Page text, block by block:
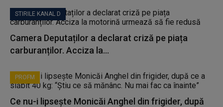
STIRILE KANAL D
Camera Deputaților a declarat criză pe piața
carburanților. Acciza la...
PROFM
Ce nu-i lipsește Monicăi Anghel din frigider, după